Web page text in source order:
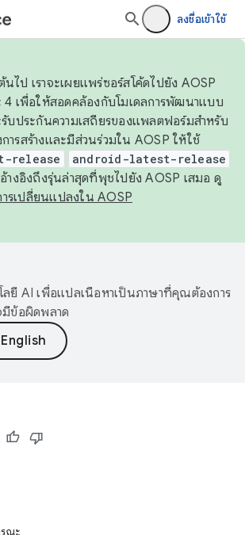
ลงชื่อเข้าใช้
ไป เราจะเผยแพร่ซอร์สโค้ดไปยัง AOSP
4 เพื่อให้สอดคล้องกับโมเดลการพัฒนาแบบ
บประกันความเสถียรของแพลตฟอร์มสำหรับ
ารสร้างและมีส่วนร่วมใน AOSP ให้ใช้
release android-latest-release
างอิงถึงรุ่นล่าสุดที่พุชไปยัง AOSP เสมอ ดู
รเปลี่ยนแปลงใน AOSP
ยี AI เพื่อแปลเนื้อหาเป็นภาษาที่คุณต้องการ
มีข้อผิดพลาด
รณะ